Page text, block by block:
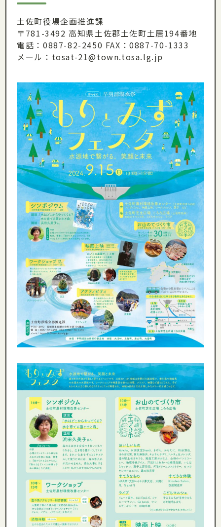
土佐町役場企画推進課
〒781-3492 高知県土佐郡土佐町土居194番地
電話：0887-82-2450 FAX：0887-70-1333
メール：tosat-21@town.tosa.lg.jp